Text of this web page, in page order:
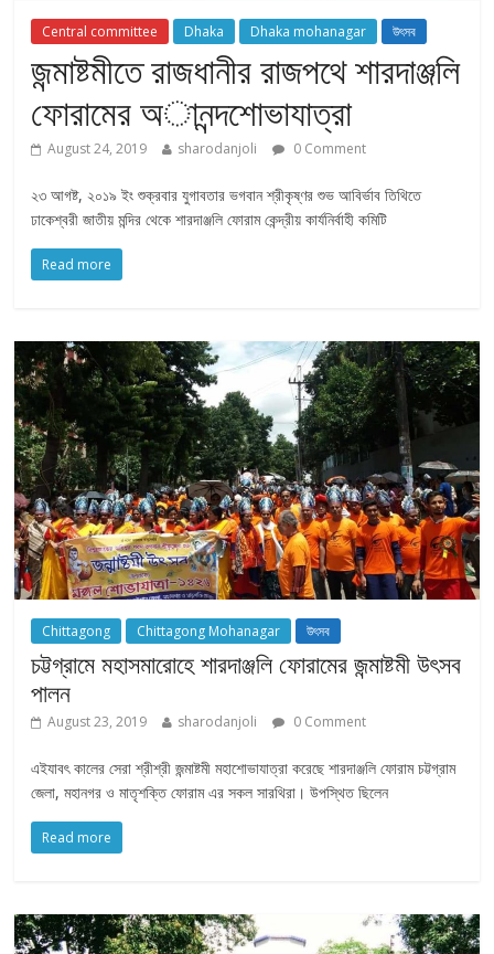
Central committee Dhaka Dhaka mohanagar উৎসব
জন্মাষ্টমীতে রাজধানীর রাজপথে শারদাঞ্জলি
ফোরামের অানন্দশোভাযাত্রা
August 24, 2019 sharodanjoli 0 Comment
২৩ আগষ্ট, ২০১৯ ইং শুক্রবার যুগাবতার ভগবান শ্রীকৃষ্ণর শুভ আবির্ভাব তিথিতে
ঢাকেশ্বরী জাতীয় মন্দির থেকে শারদাঞ্জলি ফোরাম কেন্দ্রীয় কার্যনির্বাহী কমিটি
Read more
Chittagong Chittagong Mohanagar উৎসব
চট্টগ্রামে মহাসমারোহে শারদাঞ্জলি ফোরামের জন্মাষ্টমী উৎসব
পালন
August 23, 2019 sharodanjoli 0 Comment
এইযাবৎ কালের সেরা শ্রীশ্রী জন্মাষ্টমী মহাশোভাযাত্রা করেছে শারদাঞ্জলি ফোরাম চট্টগ্রাম
জেলা, মহানগর ও মাতৃশক্তি ফোরাম এর সকল সারথিরা। উপস্থিত ছিলেন
Read more